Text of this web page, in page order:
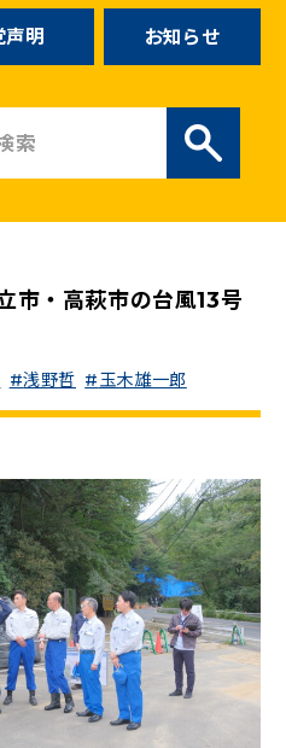
しいタブで開く）
ル（新しいタブで開く）
ブで開く）
いタブで開く）
声明 お知らせ
市・高萩市の台風13号
浅野哲 玉木雄一郎